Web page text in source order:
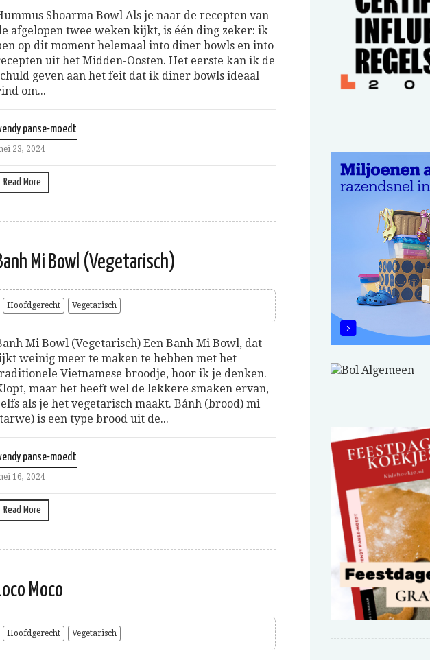
Shoarma Bowl Als je naar de recepten van
afgelopen twee weken kijkt, is één ding zeker: ik
op dit moment helemaal into diner bowls en into
uit het Midden-Oosten. Het eerste kan ik de
geven aan het feit dat ik diner bowls ideaal
om...
panse-moedt
23, 2024
Read More
Mi Bowl (Vegetarisch)
Hoofdgerecht Vegetarisch
Mi Bowl (Vegetarisch) Een Banh Mi Bowl, dat
weinig meer te maken te hebben met het
Vietnamese broodje, hoor ik je denken.
maar het heeft wel de lekkere smaken ervan,
als je het vegetarisch maakt. Bánh (brood) mì
is een type brood uit de...
panse-moedt
16, 2024
Read More
Moco
Hoofdgerecht Vegetarisch